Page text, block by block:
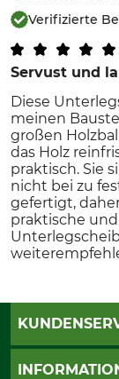
Verifizierte
Servust und
Diese
meinen
großen
das Holz
praktisch. Sie
nicht bei zu
gefertigt,
praktische